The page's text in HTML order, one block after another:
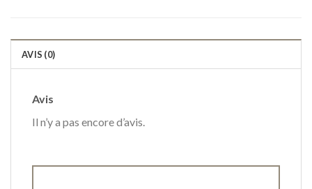
AVIS (0)
Avis
Il n’y a pas encore d’avis.